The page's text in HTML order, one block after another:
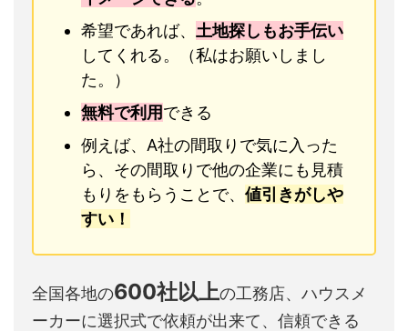
希望であれば、 土地探しもお手伝い
してくれる。（私はお願いしまし
た。）
無料で利用できる
例えば、A社の間取りで気に入った
ら、その間取りで他の企業にも見積
もりをもらうことで、 値引きがしや
すい！
全国各地の600社以上の工務店、ハウスメ
ーカーに選択式で依頼が出来て、信頼できる